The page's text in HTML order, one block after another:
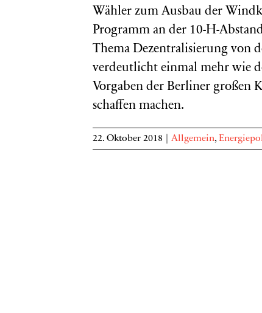
Wähler zum Ausbau der
Programm an der 10-H-
Thema Dezentralisierung von
verdeutlicht einmal mehr wie
Vorgaben der Berliner großen
schaffen machen.
22. Oktober 2018 Allgemein,